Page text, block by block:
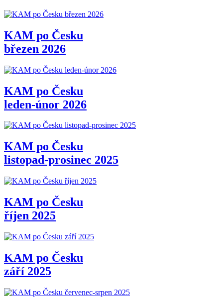
KAM po Česku
březen 2026
KAM po Česku
leden-únor 2026
KAM po Česku
listopad-prosinec 2025
KAM po Česku
říjen 2025
KAM po Česku
září 2025